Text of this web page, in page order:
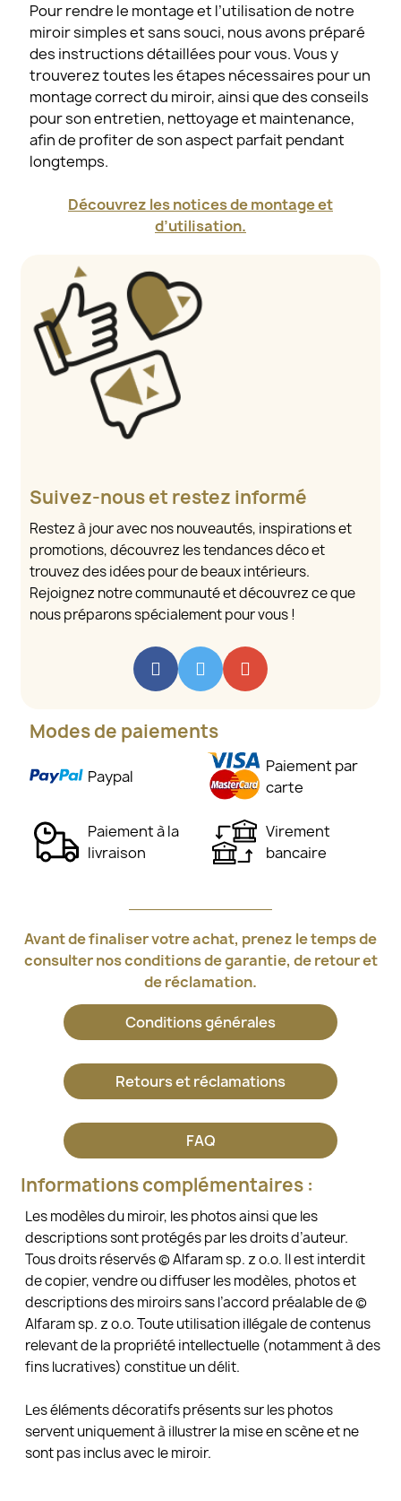
Pour rendre le montage et l’utilisation de notre
miroir simples et sans souci, nous avons préparé
des instructions détaillées pour vous. Vous y
trouverez toutes les étapes nécessaires pour un
montage correct du miroir, ainsi que des conseils
pour son entretien, nettoyage et maintenance,
afin de profiter de son aspect parfait pendant
longtemps.
Découvrez les notices de montage et
d’utilisation.
Suivez-nous et restez informé
Restez à jour avec nos nouveautés, inspirations et
promotions, découvrez les tendances déco et
trouvez des idées pour de beaux intérieurs.
Rejoignez notre communauté et découvrez ce que
nous préparons spécialement pour vous !
Modes de paiements
Paypal
Paiement par
carte
Paiement à la
livraison
Virement
bancaire
Avant de finaliser votre achat, prenez le temps de
consulter nos conditions de garantie, de retour et
de réclamation.
Conditions générales
Retours et réclamations
FAQ
Informations complémentaires :
Les modèles du miroir, les photos ainsi que les
descriptions sont protégés par les droits d’auteur.
Tous droits réservés © Alfaram sp. z o.o. Il est interdit
de copier, vendre ou diffuser les modèles, photos et
descriptions des miroirs sans l’accord préalable de ©
Alfaram sp. z o.o. Toute utilisation illégale de contenus
relevant de la propriété intellectuelle (notamment à des
fins lucratives) constitue un délit.
Les éléments décoratifs présents sur les photos
servent uniquement à illustrer la mise en scène et ne
sont pas inclus avec le miroir.